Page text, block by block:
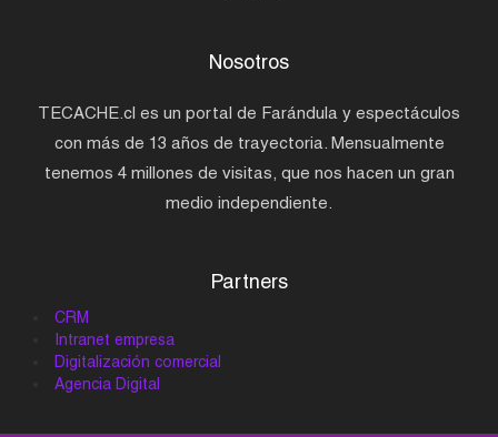
Nosotros
TECACHE.cl es un portal de Farándula y espectáculos
con más de 13 años de trayectoria. Mensualmente
tenemos 4 millones de visitas, que nos hacen un gran
medio independiente.
Partners
CRM
Intranet empresa
Digitalización comercial
Agencia Digital